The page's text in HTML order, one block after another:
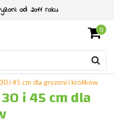
od 2011 roku
0
i 45 cm dla gryzoni i królików
i 45 cm dla